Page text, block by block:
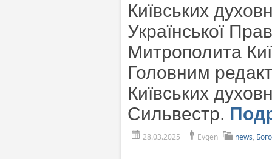
Київських
Української
Митрополита
Головним
Київських
Сильвестр.
28.03.2025 Evgen news,